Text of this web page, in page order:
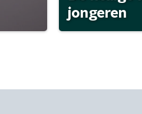
jongeren